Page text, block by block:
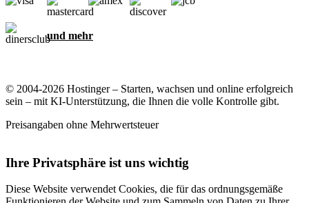
und mehr
© 2004-2026 Hostinger – Starten, wachsen und online erfolgreich
sein – mit KI-Unterstützung, die Ihnen die volle Kontrolle gibt.
Preisangaben ohne Mehrwertsteuer
Ihre Privatsphäre ist uns wichtig
Diese Website verwendet Cookies, die für das ordnungsgemäße